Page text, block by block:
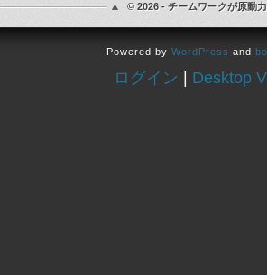
© 2026 - チームワークが原動力
Powered by WordPress and
ログイン Desktop